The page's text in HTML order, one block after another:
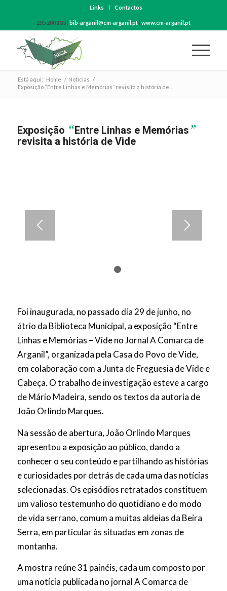
Links Contactos
235 200 135 | bib-arganil@cm-arganil.pt| www.cm-arganil.pt
Está aqui: Home / Notícias /
Exposição “Entre Linhas e Memórias” revisita a história de ...
Exposição “Entre Linhas e Memórias”
revisita a história de Vide
Foi inaugurada, no passado dia 29 de junho, no
átrio da Biblioteca Municipal, a exposição “Entre
Linhas e Memórias – Vide no Jornal A Comarca de
Arganil”, organizada pela Casa do Povo de Vide,
em colaboração com a Junta de Freguesia de Vide e
Cabeça. O trabalho de investigação esteve a cargo
de Mário Madeira, sendo os textos da autoria de
João Orlindo Marques.
Na sessão de abertura, João Orlindo Marques
apresentou a exposição ao público, dando a
conhecer o seu conteúdo e partilhando as histórias
e curiosidades por detrás de cada uma das notícias
selecionadas. Os episódios retratados constituem
um valioso testemunho do quotidiano e do modo
de vida serrano, comum a muitas aldeias da Beira
Serra, em particular às situadas em zonas de
montanha.
A mostra reúne 31 painéis, cada um composto por
uma notícia publicada no jornal A Comarca de